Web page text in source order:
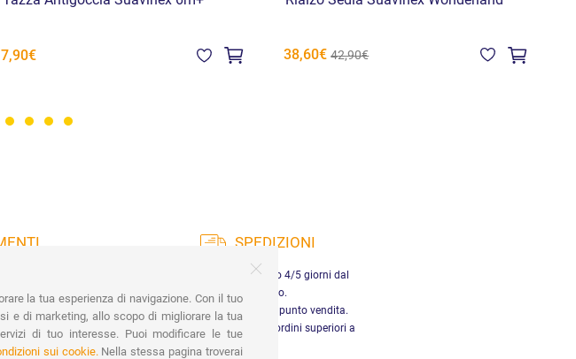
7,90€ 38,60€ 42,90€
PayPal e
SPEDIZIONI
Consegna in Italia entro 4/5 giorni dal
pagamento.
Ritiro gratuito presso il punto vendita.
Spedizione gratuita per ordini superiori a
29,90 €
la tua esperienza di navigazione. Con il tuo
e di marketing, allo scopo di migliorare la tua
di tuo interesse. Puoi modificare le tue
sui cookie.Nella stessa pagina troverai